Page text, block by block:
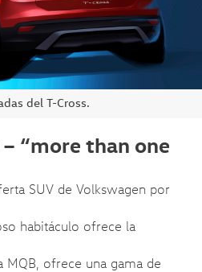
del T-Cross.
“more than one
SUV de Volkswagen por
habitáculo ofrece la
MQB, ofrece una gama de